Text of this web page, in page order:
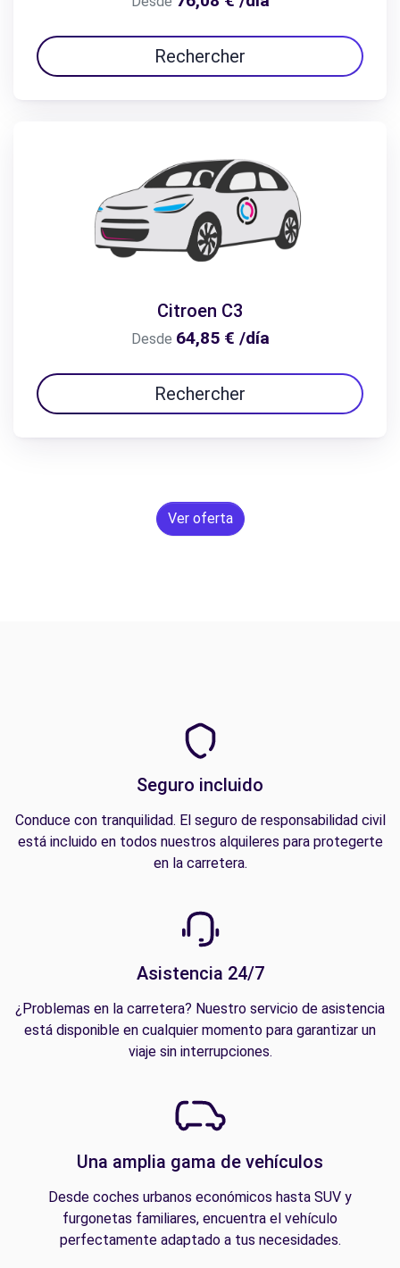
Rechercher
Citroen C3
Desde 64,85 € /día
Rechercher
Ver oferta
Seguro incluido
Conduce con tranquilidad. El seguro de responsabilidad civil
está incluido en todos nuestros alquileres para protegerte
en la carretera.
Asistencia 24/7
¿Problemas en la carretera? Nuestro servicio de asistencia
está disponible en cualquier momento para garantizar un
viaje sin interrupciones.
Una amplia gama de vehículos
Desde coches urbanos económicos hasta SUV y
furgonetas familiares, encuentra el vehículo
perfectamente adaptado a tus necesidades.